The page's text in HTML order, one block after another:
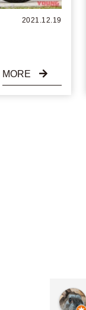
2021.12.19
MORE